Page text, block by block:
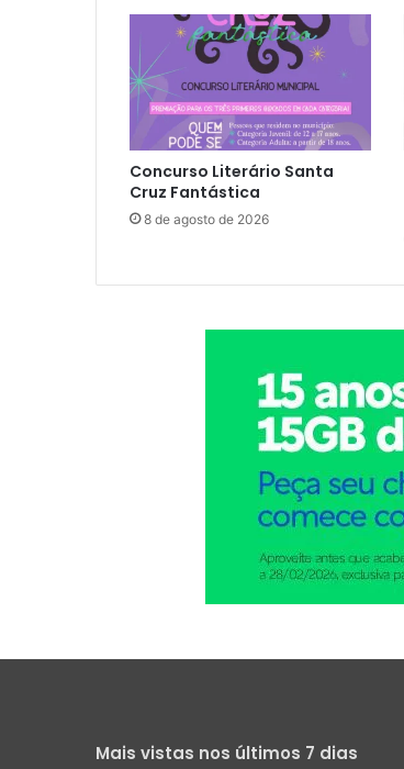
Concurso Literário Santa
Cruz Fantástica
8 de agosto de 2026
Mais vistas nos últimos 7 dias